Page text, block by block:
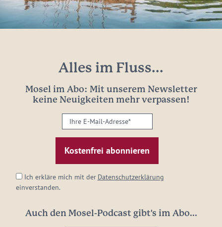
Alles im Fluss...
Mosel im Abo: Mit unserem Newsletter
keine Neuigkeiten mehr verpassen!
Ihre
E-
Mail-
Adresse:
Ich erkläre mich mit der Datenschutzerklärung
einverstanden.
Auch den Mosel-Podcast gibt's im Abo...